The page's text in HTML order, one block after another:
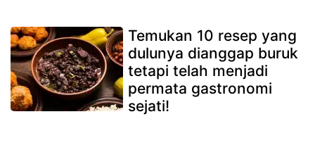
Temukan 10 resep yang
dulunya dianggap buruk
tetapi telah menjadi
permata gastronomi
sejati!